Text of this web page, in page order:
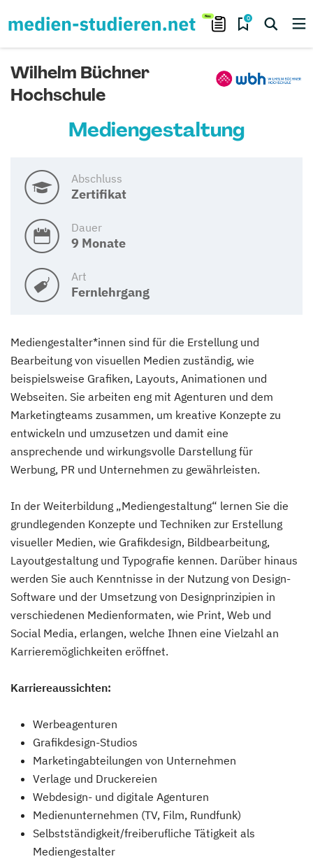
0
Wilhelm Büchner
Hochschule
Mediengestaltung
Abschluss
Zertifikat
Dauer
9 Monate
Art
Fernlehrgang
Mediengestalter*innen sind für die Erstellung und
Bearbeitung von visuellen Medien zuständig, wie
beispielsweise Grafiken, Layouts, Animationen und
Webseiten. Sie arbeiten eng mit Agenturen und dem
Marketingteams zusammen, um kreative Konzepte zu
entwickeln und umzusetzen und damit eine
ansprechende und wirkungsvolle Darstellung für
Werbung, PR und Unternehmen zu gewährleisten.
In der Weiterbildung „Mediengestaltung“ lernen Sie die
grundlegenden Konzepte und Techniken zur Erstellung
visueller Medien, wie Grafikdesign, Bildbearbeitung,
Layoutgestaltung und Typografie kennen. Darüber hinaus
werden Sie auch Kenntnisse in der Nutzung von Design-
Software und der Umsetzung von Designprinzipien in
verschiedenen Medienformaten, wie Print, Web und
Social Media, erlangen, welche Ihnen eine Vielzahl an
Karrieremöglichkeiten eröffnet.
Karriereaussichten:
Werbeagenturen
Grafikdesign-Studios
Marketingabteilungen von Unternehmen
Verlage und Druckereien
Webdesign- und digitale Agenturen
Medienunternehmen (TV, Film, Rundfunk)
Selbstständigkeit/freiberufliche Tätigkeit als
Mediengestalter